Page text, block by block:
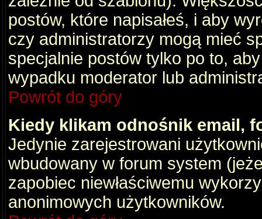
postów, które napisałeś, i aby
czy administratorzy mogą mieć
specjalnie postów tylko po to,
wypadku moderator lub
Powrót do góry
Kiedy klikam odnośnik email,
Jedynie zarejestrowani
wbudowany w forum system
zapobiec niewłaściwemu
anonimowych użytkowników.